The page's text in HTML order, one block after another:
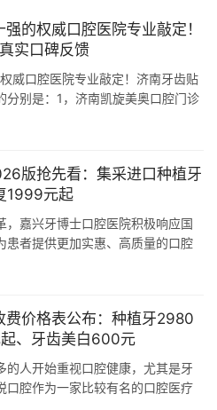
的权威口腔医院专业敲定！
实口碑反馈
威口腔医院专业敲定！济南牙齿贴
分别是：1，济南凯旋美奥口腔门诊
版抢先看：集采进口种植牙
1999元起
，嘉兴牙博士口腔医院积极响应国
患者提供更加实惠、高质量的口腔
价格表公布：种植牙2980
、牙齿美白600元
的人开始重视口腔健康，尤其是牙
口腔作为一家比较有名的口腔医疗